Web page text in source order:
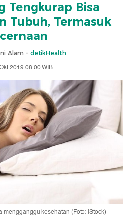
Tengkurap Bisa
Tubuh, Termasuk
Alam - detikHealth
2019 08:00 WIB
kesehatan (Foto: iStock)